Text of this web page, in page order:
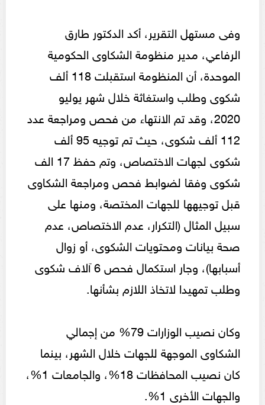
وفى مستهل التقرير، أكد الدكتور طارق
الرفاعي، مدير منظومة الشكاوى الحكومية
الموحدة، أن المنظومة استقبلت 118 ألف
شكوى وطلب واستغاثة خلال شهر يوليو
2020، وقد تم الانتهاء من فحص ومراجعة عدد
112 ألف شكوى، حيث تم توجيه 95 ألف
شكوى لجهات الاختصاص، وتم حفظ 17 الف
شكوى وفقا لضوابط فحص ومراجعة الشكاوى
قبل توجيهها للجهات المختصة، ومنها على
سبيل المثال (التكرار، عدم الاختصاص، عدم
صحة بيانات ومحتويات الشكوى، أو زوال
أسبابها)، وجار استكمال فحص 6 آلاف شكوى
وطلب تمهيدا لاتخاذ اللازم بشأنها.
وكان نصيب الوزارات 79% من إجمالي
الشكاوى الموجهة للجهات خلال الشهر، بينما
كان نصيب المحافظات 18%، والجامعات 1%،
والجهات الأخرى 1%.